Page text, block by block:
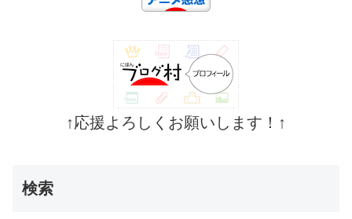
↑応援よろしくお願いします！↑
検索